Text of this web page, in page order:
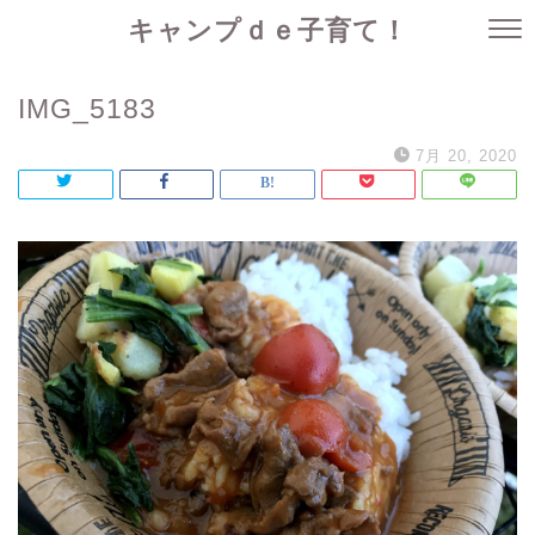
キャンプｄｅ子育て！
IMG_5183
7月 20, 2020